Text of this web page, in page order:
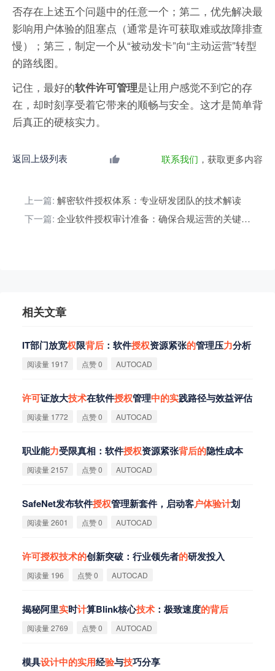
否存在上述五个问题中的任意一个；第二，优先解决最
影响用户体验的阻塞点（通常是许可获取难或故障排查
慢）；第三，制定一个从“被动发卡”向“主动运营”转型
的路线图。
记住，最好的软件许可管理是让用户感觉不到它的存
在，却时刻享受着它带来的顺畅与安全。这才是简单背
后真正的硬核实力。
返回上级列表 联系我们 ，获取更多内容
上一篇: 解密软件授权体系：专业研发团队的技术解读
下一篇:
企业软件授权审计准备：确保合规运营的关键步骤
相关文章
IT部门放宽权限背后 ：软件授权资源紧张的管理压力分析
阅读量 1917 点赞 0 AUTOCAD
许可证放大技术在软件授权管理中的实践路径与效益评估
阅读量 1772 点赞 0 AUTOCAD
职业能力受限真相：软件授权资源紧张背后的隐性成本
阅读量 2157 点赞 0 AUTOCAD
SafeNet发布软件授权管理新套件，启动客户体验计划
阅读量 2601 点赞 0 AUTOCAD
许可授权技术的创新突破：行业领先者的研发投入
阅读量 196 点赞 0 AUTOCAD
揭秘阿里实时计算Blink核心技术 ：极致速度的背后
阅读量 2769 点赞 0 AUTOCAD
模具设计中的实用经验与技巧分享